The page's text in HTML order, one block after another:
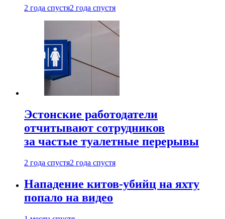
2 года спустя2 года спустя
Эстонские работодатели
отчитывают сотрудников
за частые туалетные перерывы
2 года спустя2 года спустя
Нападение китов-убийц на яхту
попало на видео